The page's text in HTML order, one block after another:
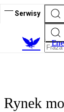
Serwisy
E
Rynek